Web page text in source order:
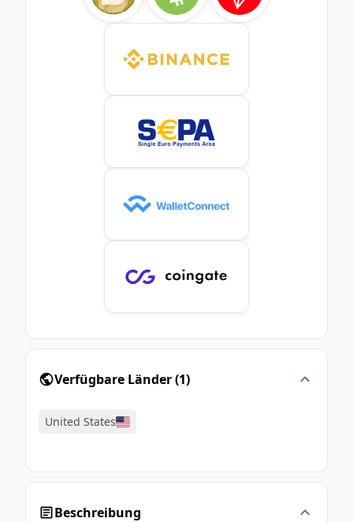
Verfügbare Länder(1)
United States
Beschreibung